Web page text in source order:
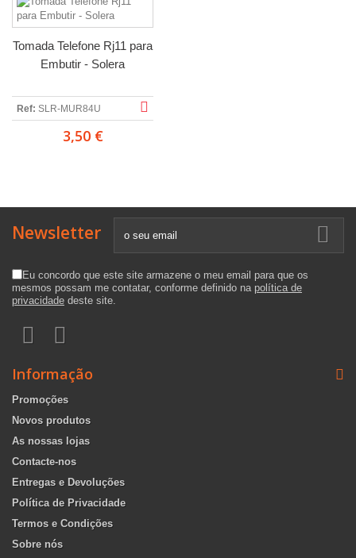
Tomada Telefone Rj11 para
Embutir - Solera
Ref: SLR-MUR84U
3,50 €
Newsletter
Eu concordo que este site armazene o meu email para que os
mesmos possam me contatar, conforme definido na política de
privacidade deste site.
Informação
Promoções
Novos produtos
As nossas lojas
Contacte-nos
Entregas e Devoluções
Política de Privacidade
Termos e Condições
Sobre nós